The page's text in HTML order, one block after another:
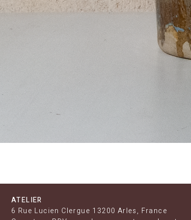
ATELIER
6 Rue Lucien Clergue 13200 Arles, France